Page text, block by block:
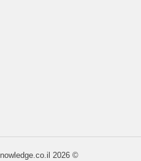
© 2026 knowledge.co.il. כל הזכויות שמורות.